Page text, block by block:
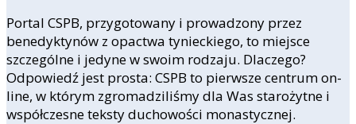
Portal CSPB, przygotowany i prowadzony przez
benedyktynów z opactwa tynieckiego, to miejsce
szczególne i jedyne w swoim rodzaju. Dlaczego?
Odpowiedź jest prosta: CSPB to pierwsze centrum on-
line, w którym zgromadziliśmy dla Was starożytne i
współczesne teksty duchowości monastycznej.